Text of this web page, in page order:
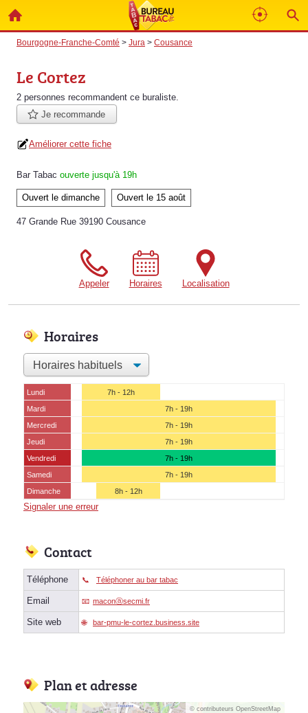
Bourgogne-Franche-Comté > Jura > Cousance
Le Cortez
2 personnes recommandent ce buraliste.
Je recommande
Améliorer cette fiche
Bar Tabac ouverte jusqu'à 19h
Ouvert le dimanche Ouvert le 15 août
47 Grande Rue 39190 Cousance
Appeler Horaires Localisation
Horaires
Lundi
7h - 12h
Mardi
7h - 19h
Mercredi
7h - 19h
Jeudi
7h - 19h
Vendredi
7h - 19h
Samedi
7h - 19h
Dimanche
8h - 12h
Signaler une erreur
Contact
Téléphone Téléphoner au bar tabac
Email maconⓐsecmi.fr
Site web bar-pmu-le-cortez.business.site
Plan et adresse
© contributeurs OpenStreetMap